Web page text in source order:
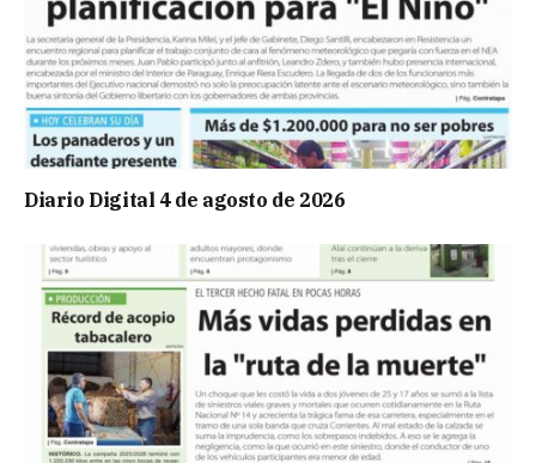
Diario Digital 4 de agosto de 2026